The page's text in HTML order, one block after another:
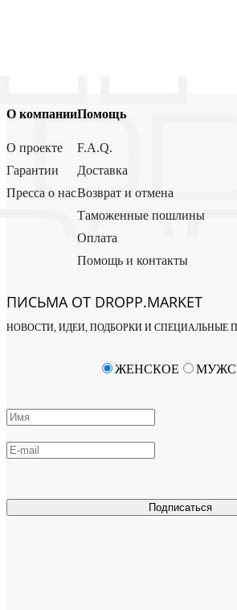
О компании
О проекте
Гарантии
Пресса о нас
Помощь
F.A.Q.
Доставка
Возврат и отмена
Таможенные пошлины
Оплата
Помощь и контакты
ПИСЬМА ОТ DROPP.MARKET
НОВОСТИ, ИДЕИ, ПОДБОРКИ И СПЕЦИАЛЬНЫЕ
Подписаться
ЖЕНСКОЕ